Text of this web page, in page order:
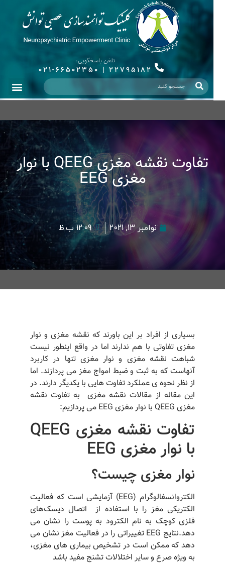
تلفن پاسخگویی:
22795182
|
021-66502350
تفاوت نقشه مغزی QEEG با نوار
مغزی EEG
نوامبر 13, 2021 12:09 ب.ظ
بسیاری از افراد بر این باورند که نقشه مغزی و نوار
مغزی تفاوتی با هم ندارند اما در واقع اینطور نیست
شباهت نقشه مغزی و نوار مغزی تنها در کاربرد
آنهاست که به ثبت و ضبط امواج مغز می پردازند. اما
از نظر نحوه ی عملکرد تفاوت هایی با یکدیگر دارند. در
این مقاله از مقالات نقشه مغزی به تفاوت نقشه
مغزی QEEG با نوار مغزی EEG می پردازیم:
تفاوت نقشه مغزی QEEG
با نوار مغزی EEG
نوار مغزی چیست؟
الکتروانسفالوگرام (EEG) آزمایشی است که فعالیت
الکتریکی مغز را با استفاده از اتصال دیسک‌های
فلزی کوچک به نام الکترود به پوست را نشان می
دهد.نتایج EEG تغییراتی را در فعالیت مغز نشان می
دهد که ممکن است در تشخیص بیماری های مغزی،
به ویژه صرع و سایر اختلالات تشنج مفید باشد